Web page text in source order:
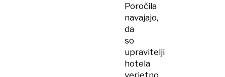
Poročila
navajajo,
da
so
upravitelji
hotela
verjetno